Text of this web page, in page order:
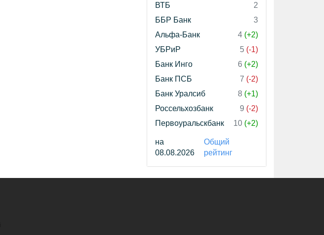
ВТБ
2
ББР Банк
3
Альфа-Банк
4 (+2)
УБРиР
5 (-1)
Банк Инго
6 (+2)
Банк ПСБ
7 (-2)
Банк Уралсиб
8 (+1)
Россельхозбанк
9 (-2)
Первоуральскбанк
10 (+2)
на
08.08.2026
Общий
рейтинг